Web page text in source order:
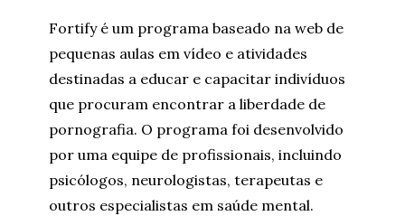
Fortify é um programa baseado na web de
pequenas aulas em vídeo e atividades
destinadas a educar e capacitar indivíduos
que procuram encontrar a liberdade de
pornografia. O programa foi desenvolvido
por uma equipe de profissionais, incluindo
psicólogos, neurologistas, terapeutas e
outros especialistas em saúde mental.